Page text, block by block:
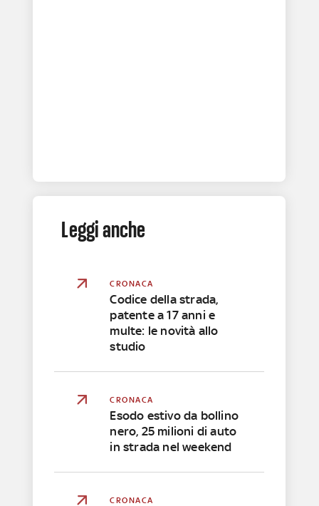
Leggi anche
CRONACA
Codice della strada,
patente a 17 anni e
multe: le novità allo
studio
CRONACA
Esodo estivo da bollino
nero, 25 milioni di auto
in strada nel weekend
CRONACA